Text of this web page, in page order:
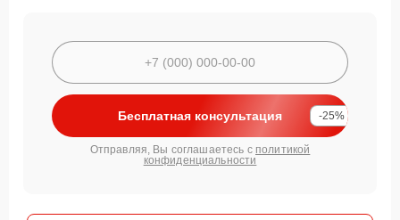
Бесплатная консультация -25%
Отправляя, Вы соглашаетесь с политикой
конфиденциальности